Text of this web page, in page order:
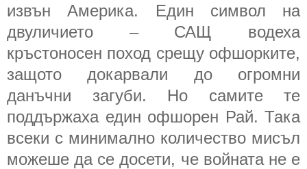
извън Америка. Един символ на
двуличието – САЩ водеха
кръстоносен поход срещу офшорките,
защото докарвали до огромни
данъчни загуби. Но самите те
поддържаха един офшорен Рай. Така
всеки с минимално количество мисъл
можеше да се досети, че войната не е